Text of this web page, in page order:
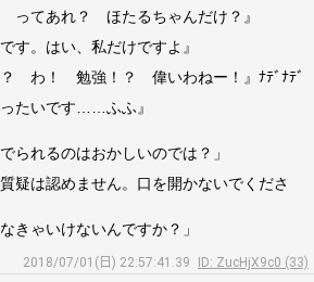
ってあれ？ ほたるちゃんだけ？』
。はい、私だけですよ』
？ わ！ 勉強！？ 偉いわねー！』ﾅﾃﾞﾅﾃﾞ
たいです……ふふ』
られるのはおかしいのでは？」
疑は認めません。口を開かないでくださ
きゃいけないんですか？」
2018/07/01(日) 22:57:41.39
ID: ZucHjX9c0 (33)